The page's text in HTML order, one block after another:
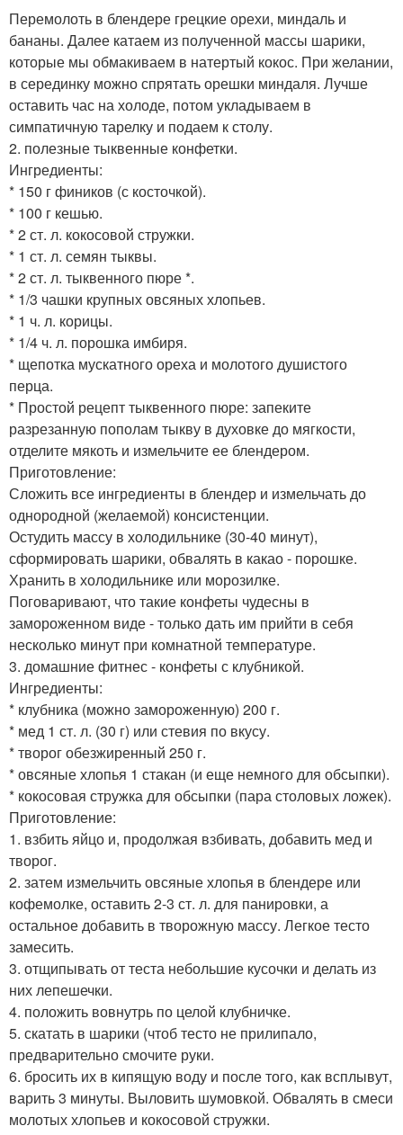
Перемолоть в блендере грецкие орехи, миндаль и
бананы. Далее катаем из полученной массы шарики,
которые мы обмакиваем в натертый кокос. При желании,
в серединку можно спрятать орешки миндаля. Лучше
оставить час на холоде, потом укладываем в
симпатичную тарелку и подаем к столу.
2. полезные тыквенные конфетки.
Ингредиенты:
* 150 г фиников (с косточкой).
* 100 г кешью.
* 2 ст. л. кокосовой стружки.
* 1 ст. л. семян тыквы.
* 2 ст. л. тыквенного пюре *.
* 1/3 чашки крупных овсяных хлопьев.
* 1 ч. л. корицы.
* 1/4 ч. л. порошка имбиря.
* щепотка мускатного ореха и молотого душистого
перца.
* Простой рецепт тыквенного пюре: запеките
разрезанную пополам тыкву в духовке до мягкости,
отделите мякоть и измельчите ее блендером.
Приготовление:
Сложить все ингредиенты в блендер и измельчать до
однородной (желаемой) консистенции.
Остудить массу в холодильнике (30-40 минут),
сформировать шарики, обвалять в какао - порошке.
Хранить в холодильнике или морозилке.
Поговаривают, что такие конфеты чудесны в
замороженном виде - только дать им прийти в себя
несколько минут при комнатной температуре.
3. домашние фитнес - конфеты с клубникой.
Ингредиенты:
* клубника (можно замороженную) 200 г.
* мед 1 ст. л. (30 г) или стевия по вкусу.
* творог обезжиренный 250 г.
* овсяные хлопья 1 стакан (и еще немного для обсыпки).
* кокосовая стружка для обсыпки (пара столовых ложек).
Приготовление:
1. взбить яйцо и, продолжая взбивать, добавить мед и
творог.
2. затем измельчить овсяные хлопья в блендере или
кофемолке, оставить 2-3 ст. л. для панировки, а
остальное добавить в творожную массу. Легкое тесто
замесить.
3. отщипывать от теста небольшие кусочки и делать из
них лепешечки.
4. положить вовнутрь по целой клубничке.
5. скатать в шарики (чтоб тесто не прилипало,
предварительно смочите руки.
6. бросить их в кипящую воду и после того, как всплывут,
варить 3 минуты. Выловить шумовкой. Обвалять в смеси
молотых хлопьев и кокосовой стружки.